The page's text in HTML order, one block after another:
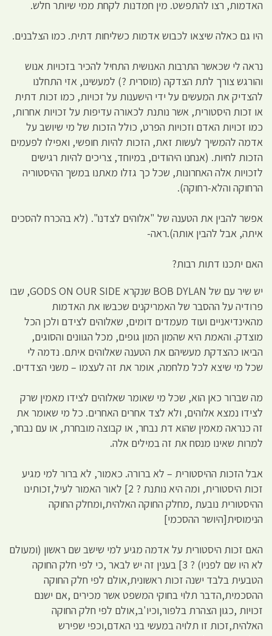
האדמות, רצו להתפשט. מין חמדנות לקחת ממי שיותר חלש.
היו גם כאלה שיצאו לכבוש אדמות כשליחות דתית. כמו הצלבנים.
נראה לי שכאשר התרבות האנושית התחיל להכיר בזכויות אנוש
והורגש צורך לתת הצדקה (מוסרית ?) למעשינו, אזי התחלנו
להצדיק את המעשים על ידי הישענות על זכויות, כמו זכות דתית
או זכות היסטורית, אשר נותנת לכאורה עדיפות על זכויות אחרות,
כמו זכויות האדם וזכויות הפרט, כולל הזכות של מי שיושב על
אדמה להמשיך לעשות זאת, הזכות להיות חופשי, ואפילו לפעמים
הזכות לחיות. (אנחנו היהודים, במיוחד, צריכים להיות רגישים
לזכויות אלה האחרונות, שכל כך גזלו מאתנו במשך ההיסטוריה
הרחוקה והלא-רחוקה).
אפשר להבין את הטענה של "אלוהים לצדנו". (לא בהכרח להסכים
איתה, אבל להבין אותה).ראה-
האם יתכנו דתות רבות?
יש שיר עם של BOB DYLAN שנקרא GODS ON OUR SIDE, שבו
פרודיה על ההסבר של האמריקנים שכבשו את האדמות
מהאינדיאניים ועוד מעמדים דומים, שאלוהים לצידם ולכן הכל
מוצדק. והאמת היא שהמון המון גופים, מכל הגוונים והסוגים,
הביאו כהצדקת מעשיהם את הטענה שאלוהים איתם. נדמה לי
שכל מי שיצא לכל מלחמה, אומר את זה לעצמו – משני הצדדים.
מה שברור כאן הוא, שכל מי שאומר שאלוהים לצידו מאמין שרק
לצידו נמצא אלוהים, ולא לצד אחרים האחרים. כל מי שאומר את
זה כנראה מאמין שהוא דת נבחר, או קבוצה מובחרת, או עם נבחר,
למרות שאינו מנסח את זה במילים אלה.
אבל הזכות ההיסטורית – לא ברורה. כאמור, לא ברור למי מגיע
זכות היסטורית, ומה היא נותנת ? 2] לאור האמור לעיל,זכותינו
ההיסטורית נובעת ,מחלק החוקה האלהית,ומחלק החוקה
הנימוסית[היושר ההסכמי]
האם זכות היסטורית על אדמה מגיע למי שישב שם ראשון (ומעולם
לא היו שם לפניו) ? 3] בענין זה יש לבאר ,כי לפי חלק החוקה
הטבעית בלבד ישנה זכות ראשונית,אולם לפי חלק החוקה
ההסכמית,הדבר תלוי בחוקי המשפט אשר מכירים ,אם ישנם
זכויות ,כגון הצהרת בלפור,וכיו'ב,אולם לפי חלק החוקה
האלהית,זכות זו תלויה במעשי בני האדם,וכפי שפירש